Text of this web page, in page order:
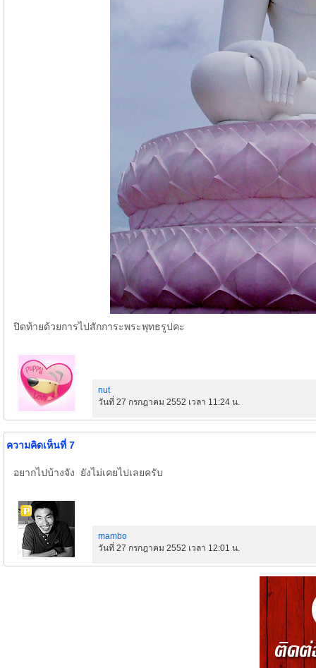
ปิดท้ายด้วยการไปสักการะพระพุทธรูปคะ
nut
วันที่ 27 กรกฎาคม 2552 เวลา 11:24 น.
ความคิดเห็นที่ 7
อยากไปบ้างจัง ยังไม่เคยไปเลยครับ
mambo
วันที่ 27 กรกฎาคม 2552 เวลา 12:01 น.